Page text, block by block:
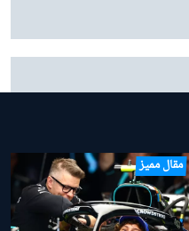
مكافأة" في حياتي هي
مقال مميز